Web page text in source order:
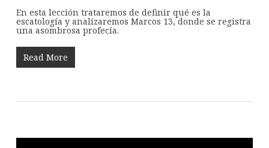
En esta lección trataremos de definir qué es la
escatología y analizaremos Marcos 13, donde se registra
una asombrosa profecía.
Read More